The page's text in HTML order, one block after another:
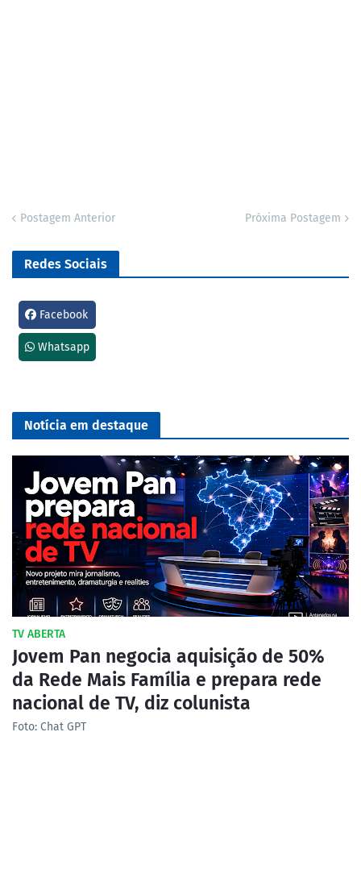
Postagem Anterior Próxima Postagem
Redes Sociais
Facebook
Whatsapp
Notícia em destaque
TV ABERTA
Jovem Pan negocia aquisição de 50%
da Rede Mais Família e prepara rede
nacional de TV, diz colunista
Foto: Chat GPT